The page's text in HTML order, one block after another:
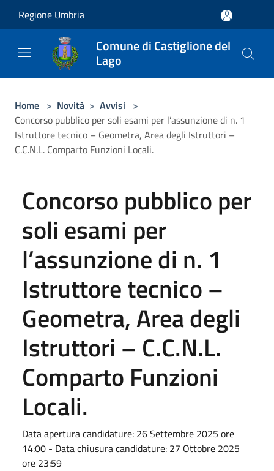
Regione Umbria
Comune di Castiglione del
Lago
Home > Novità > Avvisi >
Concorso pubblico per soli esami per l’assunzione di n. 1
Istruttore tecnico – Geometra, Area degli Istruttori –
C.C.N.L. Comparto Funzioni Locali.
Concorso pubblico per
soli esami per
l’assunzione di n. 1
Istruttore tecnico –
Geometra, Area degli
Istruttori – C.C.N.L.
Comparto Funzioni
Locali.
Data apertura candidature: 26 Settembre 2025 ore
14:00 - Data chiusura candidature: 27 Ottobre 2025
ore 23:59